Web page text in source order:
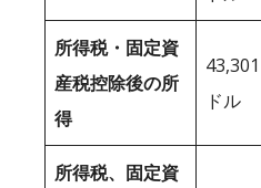
所得税・固定資
産税控除後の所
得
43,301
ドル
所得税、固定資